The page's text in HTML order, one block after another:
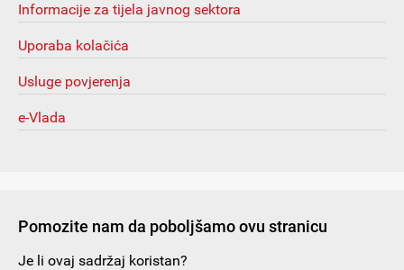
Informacije za tijela javnog sektora
Uporaba kolačića
Usluge povjerenja
e-Vlada
Pomozite nam da poboljšamo ovu stranicu
Je li ovaj sadržaj koristan?